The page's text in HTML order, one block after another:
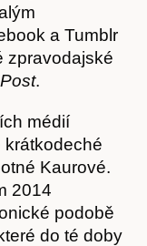
a Tumblr
zpravodajské
.
médií
krátkodeché
Kaurové.
2014
podobě
do té doby